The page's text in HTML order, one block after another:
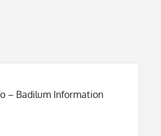
– Badilum Information